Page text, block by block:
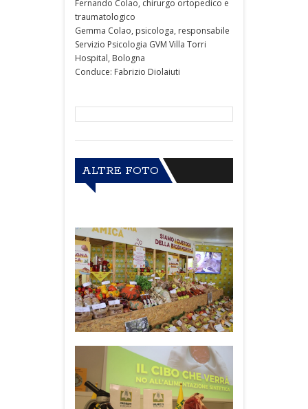
Fernando Colao, chirurgo ortopedico e
traumatologico
Gemma Colao, psicologa, responsabile
Servizio Psicologia GVM Villa Torri
Hospital, Bologna
Conduce: Fabrizio Diolaiuti
ALTRE FOTO